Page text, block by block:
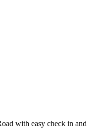
with easy check in and